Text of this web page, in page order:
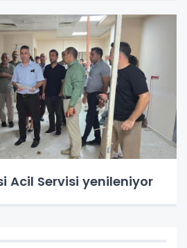
Acil Servisi yenileniyor